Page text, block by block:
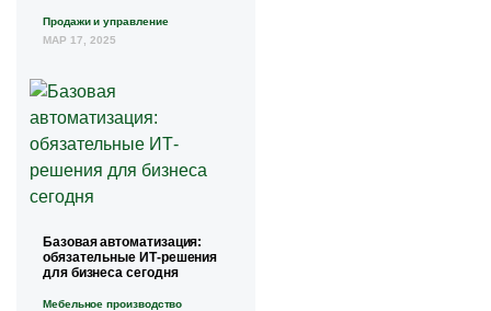
Продажи и управление
МАР 17, 2025
Базовая автоматизация:
обязательные ИТ-решения
для бизнеса сегодня
Мебельное производство